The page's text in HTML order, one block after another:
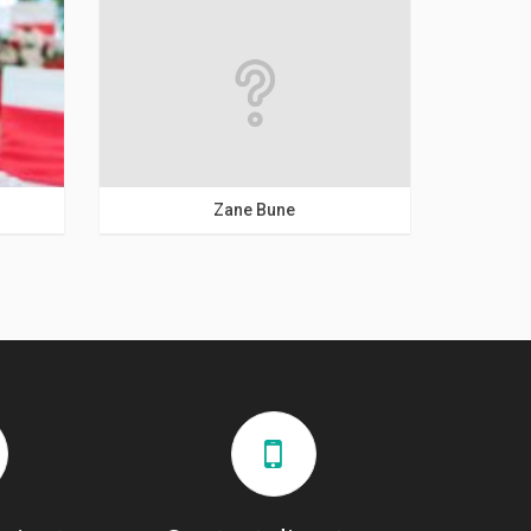
Bucuresti
Zane Bune